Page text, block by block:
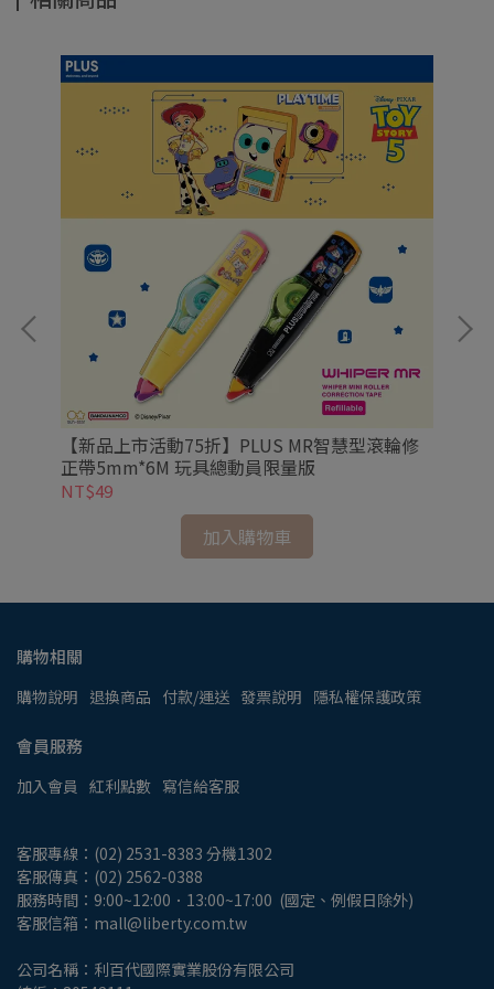
【新品上市活動75折】PLUS MR智慧型滾輪修
正帶5mm*6M 玩具總動員限量版
NT$49
加入購物車
購物相關
購物說明 退換商品 付款/運送 發票說明 隱私權保護政策
會員服務
加入會員 紅利點數 寫信給客服
客服專線：(02) 2531-8383 分機1302
客服傳真：(02) 2562-0388
服務時間：9:00~12:00．13:00~17:00  (國定、例假日除外)
客服信箱：mall@liberty.com.tw
公司名稱：利百代國際實業股份有限公司